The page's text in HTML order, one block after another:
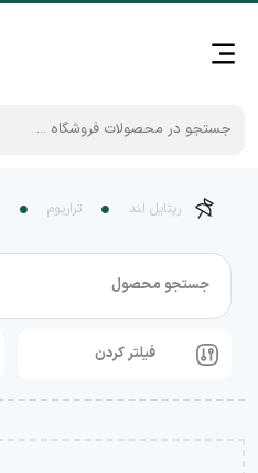
رپتایل لند تراریوم
جستجو محصول
فیلتر کردن